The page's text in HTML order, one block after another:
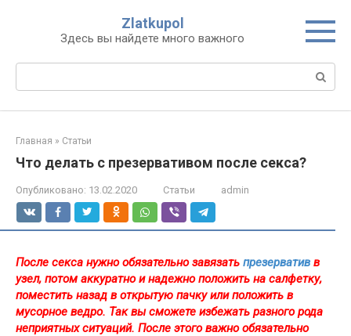
Zlatkupol
Здесь вы найдете много важного
Поиск:
Главная » Статьи
Что делать с презервативом после секса?
Опубликовано: 13.02.2020 Статьи admin
После секса нужно обязательно завязать презерватив в
узел, потом аккуратно и надежно положить на салфетку,
поместить назад в открытую пачку или положить в
мусорное ведро. Так вы сможете избежать разного рода
неприятных ситуаций. После этого важно обязательно